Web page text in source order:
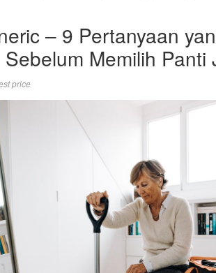
– 9 Pertanyaan
Memilih Panti
price